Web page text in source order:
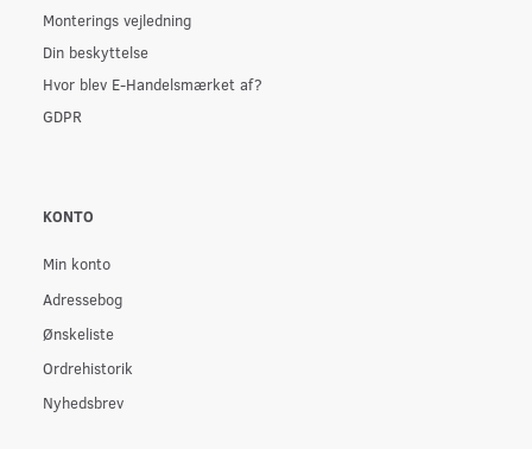
Monterings vejledning
Din beskyttelse
Hvor blev E-Handelsmærket af?
GDPR
KONTO
Min konto
Adressebog
Ønskeliste
Ordrehistorik
Nyhedsbrev